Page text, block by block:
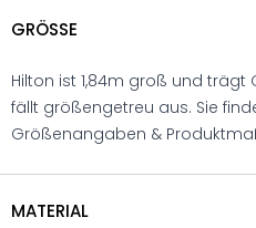
GRÖSSE
Hilton ist 1,84m groß und trägt
fällt größengetreu aus. Sie
Größenangaben &
MATERIAL